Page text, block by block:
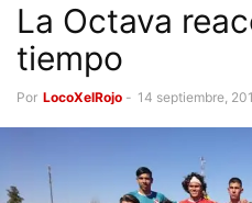
La Octava
tiempo
Por LocoXelRojo - 14 septiembre,